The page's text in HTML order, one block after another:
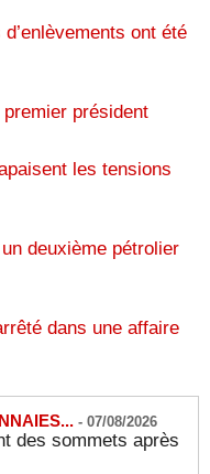
ont été
président
les tensions
deuxième pétrolier
dans une affaire
- 07/08/2026
des sommets après